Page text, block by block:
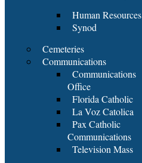
Human Resources
Synod
Cemeteries
Communications
Communications
Office
Florida Catholic
La Voz Catolica
Pax Catholic
Communications
Television Mass